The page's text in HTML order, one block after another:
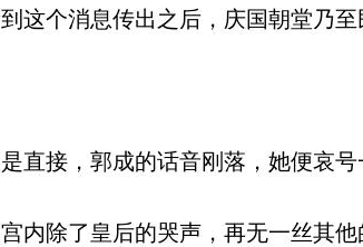
这个消息传出之后，庆国朝堂乃
直接，郭成的话音刚落，她便哀
内除了皇后的哭声，再无一丝其他